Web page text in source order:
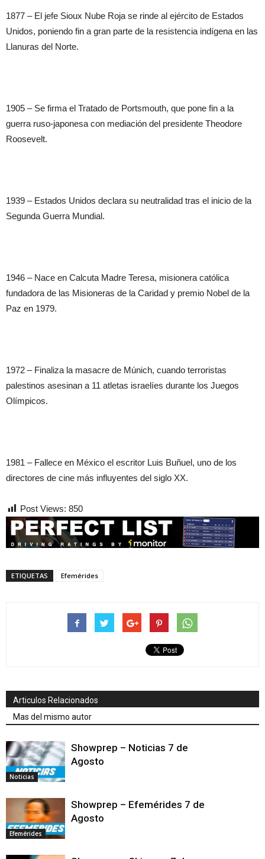
1877 – El jefe Sioux Nube Roja se rinde al ejército de Estados
Unidos, poniendo fin a gran parte de la resistencia indígena en las
Llanuras del Norte.
1905 – Se firma el Tratado de Portsmouth, que pone fin a la
guerra ruso-japonesa con mediación del presidente Theodore
Roosevelt.
1939 – Estados Unidos declara su neutralidad tras el inicio de la
Segunda Guerra Mundial.
1946 – Nace en Calcuta Madre Teresa, misionera católica
fundadora de las Misioneras de la Caridad y premio Nobel de la
Paz en 1979.
1972 – Finaliza la masacre de Múnich, cuando terroristas
palestinos asesinan a 11 atletas israelíes durante los Juegos
Olímpicos.
1981 – Fallece en México el escritor Luis Buñuel, uno de los
directores de cine más influyentes del siglo XX.
Post Views: 850
ETIQUETAS Efemérides
Articulos Relacionados
Mas del mismo autor
Noticias
Showprep – Noticias 7 de
Agosto
Efemérides
Showprep – Efemérides 7 de
Agosto